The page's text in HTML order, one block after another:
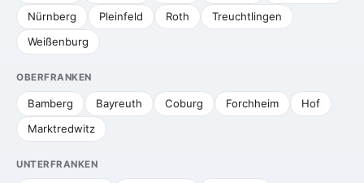
Nürnberg
Pleinfeld Roth
Treuchtlingen
Weißenburg
OBERFRANKEN
Bamberg Bayreuth Coburg Forchheim
Hof
Marktredwitz
UNTERFRANKEN